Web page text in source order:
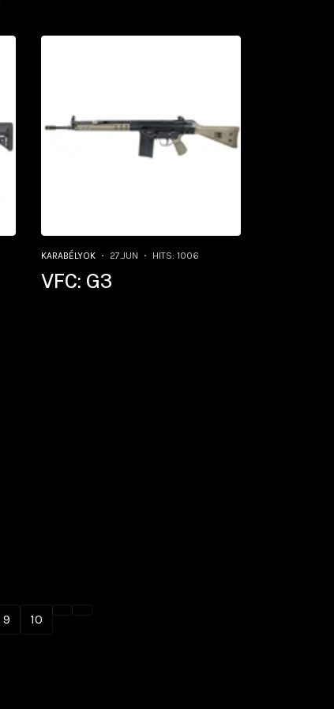
KARABÉLYOK 27.JUN HITS: 1006
VFC: G3
9 10